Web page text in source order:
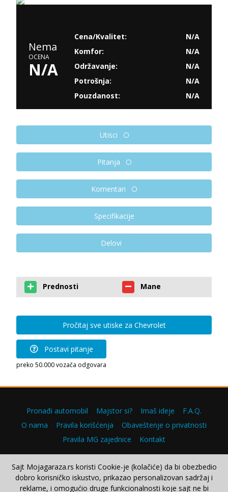
Nema
OCENA
N/A
Cena/Kvalitet:
N/A
Komfor:
N/A
Održavanje:
N/A
Potrošnja:
N/A
Pouzdanost:
N/A
Utisci
Pitanja
Komentari
Specifikacije
Delovi
Prednosti Mane
Pročitaj sve utiske za Chevrolet
Postavi pitanje
preko 50.000 vozača odgovara
Pronađi automobil Majstor si? Imaš ideje
F.A.Q.
O nama
Pravila korišćenja
Obaveštenje o privatnosti
Pravila MG zajednice
Kontakt
Copyright © 2000–2026.
Sajt Mojagaraza.rs koristi Cookie-je (kolačiće) da bi obezbedio
dobro korisničko iskustvo, prikazao personalizovan sadržaj i
reklame, i omogućio druge funkcionalnosti koje sajt ne bi